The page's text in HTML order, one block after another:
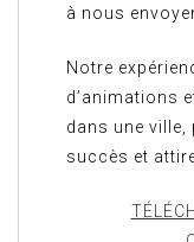
à nous
Notre
d’animations
dans une ville,
succès et